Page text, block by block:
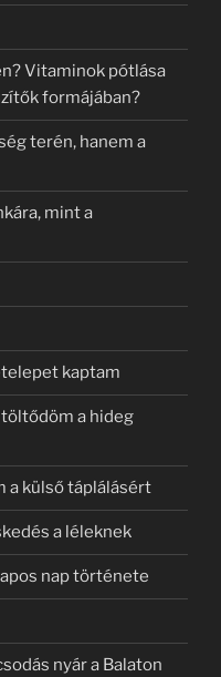
Vitaminok pótlása
formájában?
terén, hanem a
mint a
kaptam
a hideg
a külső táplálásért
a léleknek
nap története
nyár a Balaton